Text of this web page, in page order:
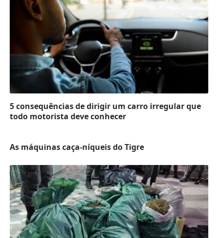
5 consequências de dirigir um carro irregular que
todo motorista deve conhecer
As máquinas caça-níqueis do Tigre